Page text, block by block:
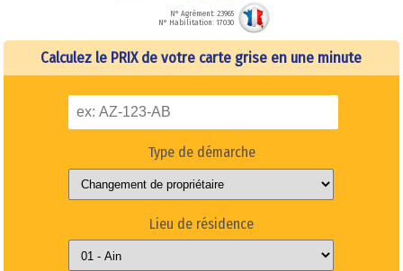
N° Agrément: 23965
N° Habilitation: 17030
Calculez le PRIX de votre carte grise en une minute
Type de démarche
Lieu de résidence